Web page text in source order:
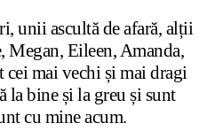
unii ascultă de afară, alții
Megan, Eileen, Amanda,
mai vechi și mai dragi
la bine și la greu și sunt
cu mine acum.